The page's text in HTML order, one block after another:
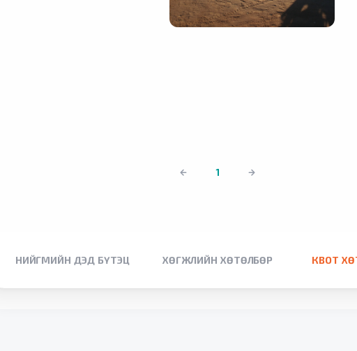
1
НИЙГМИЙН ДЭД БҮТЭЦ ХӨГЖЛИЙН ХӨТӨЛБӨР КВОТ